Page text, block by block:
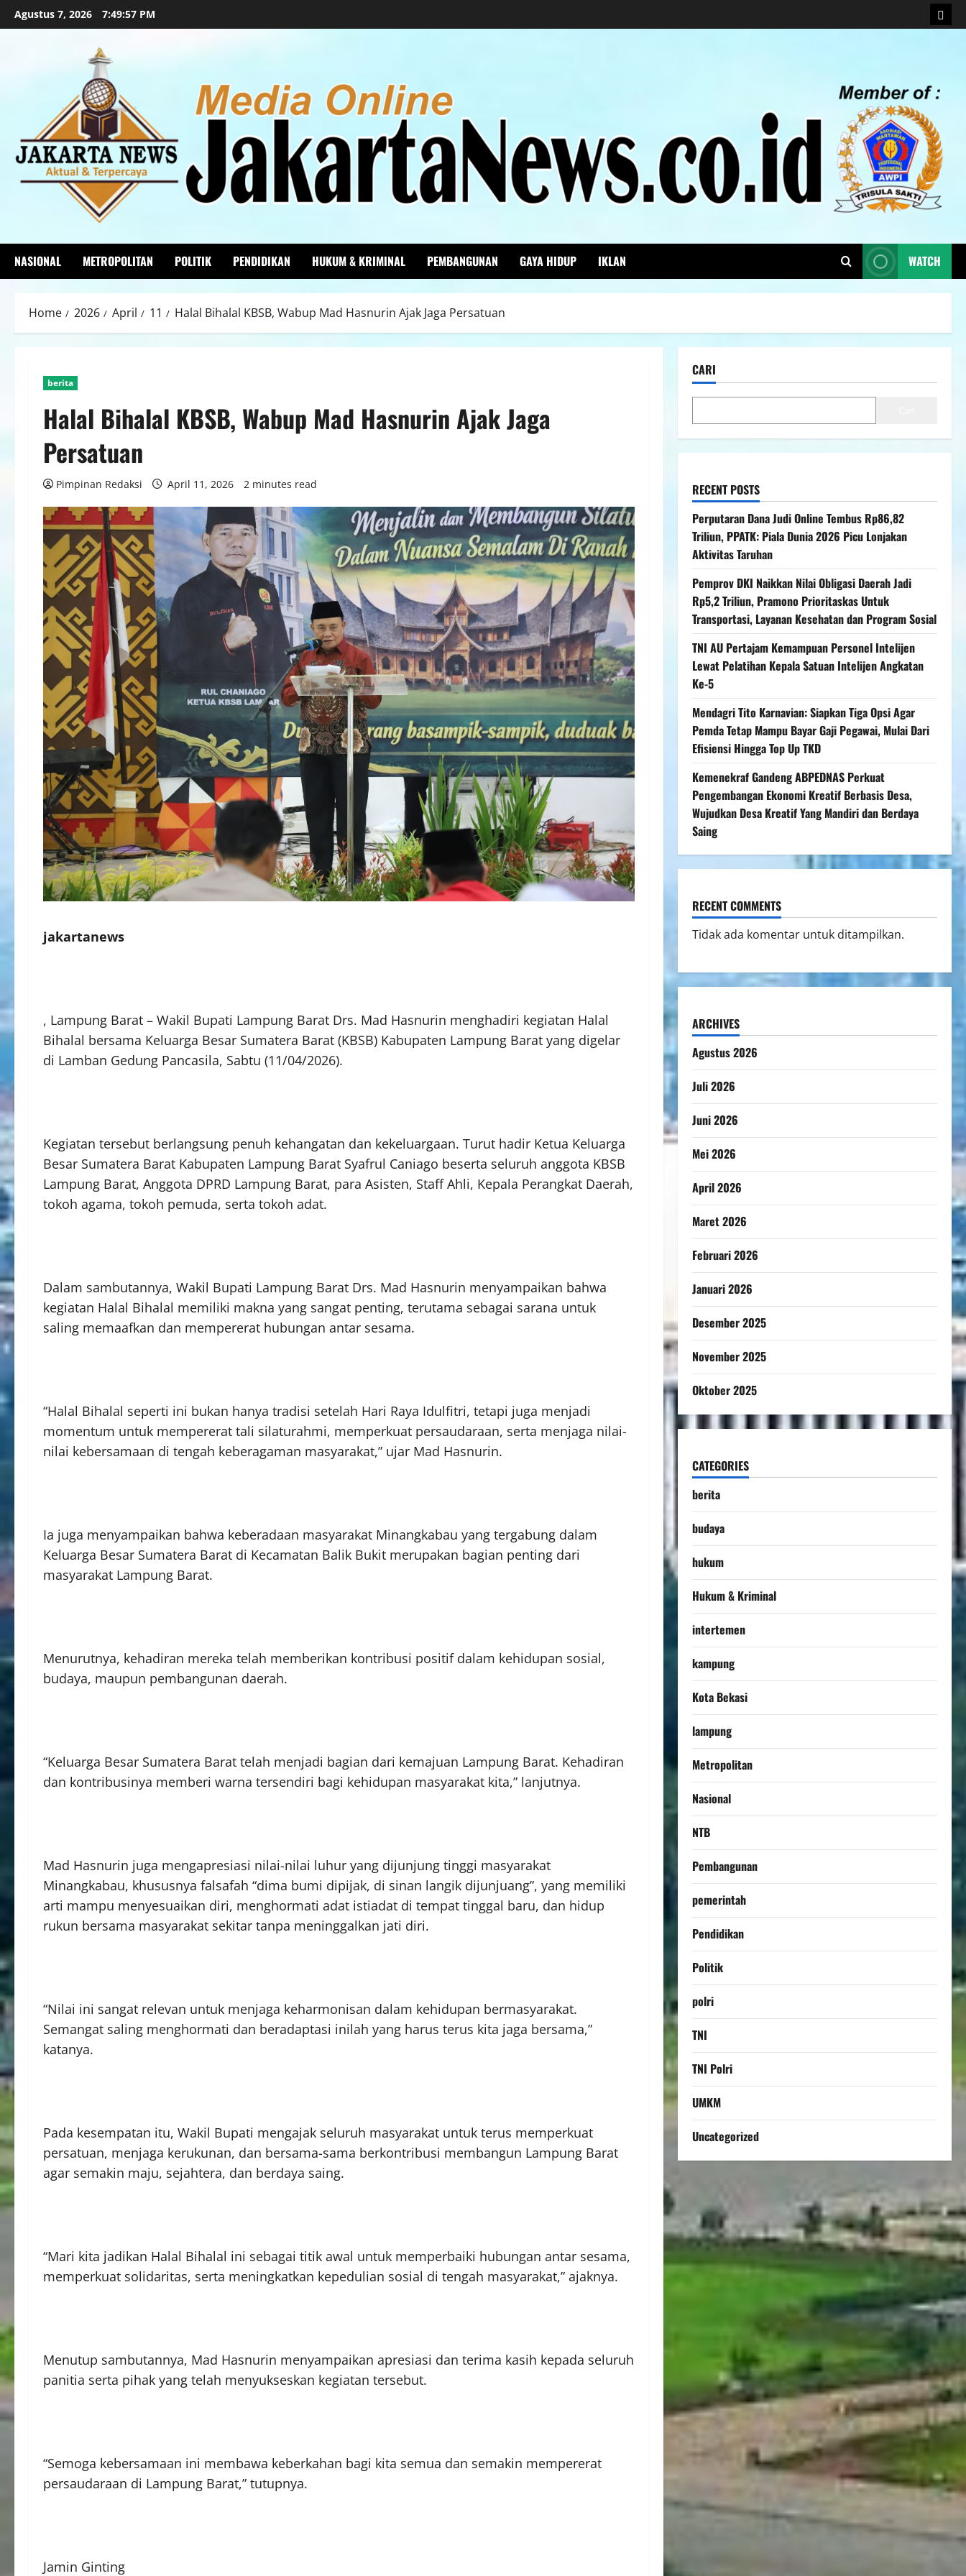
Agustus 7, 2026 7:49:58 PM
NASIONAL METROPOLITAN POLITIK PENDIDIKAN HUKUM & KRIMINAL PEMBANGUNAN GAYA HIDUP IKLAN WATCH
Home 2026 April 11 Halal Bihalal KBSB, Wabup Mad Hasnurin Ajak Jaga Persatuan
berita
Halal Bihalal KBSB, Wabup Mad Hasnurin Ajak Jaga
Persatuan
Pimpinan Redaksi April 11, 2026 2 minutes read
jakartanews
, Lampung Barat – Wakil Bupati Lampung Barat Drs. Mad Hasnurin menghadiri kegiatan Halal
Bihalal bersama Keluarga Besar Sumatera Barat (KBSB) Kabupaten Lampung Barat yang digelar
di Lamban Gedung Pancasila, Sabtu (11/04/2026).
Kegiatan tersebut berlangsung penuh kehangatan dan kekeluargaan. Turut hadir Ketua Keluarga
Besar Sumatera Barat Kabupaten Lampung Barat Syafrul Caniago beserta seluruh anggota KBSB
Lampung Barat, Anggota DPRD Lampung Barat, para Asisten, Staff Ahli, Kepala Perangkat Daerah,
tokoh agama, tokoh pemuda, serta tokoh adat.
Dalam sambutannya, Wakil Bupati Lampung Barat Drs. Mad Hasnurin menyampaikan bahwa
kegiatan Halal Bihalal memiliki makna yang sangat penting, terutama sebagai sarana untuk
saling memaafkan dan mempererat hubungan antar sesama.
“Halal Bihalal seperti ini bukan hanya tradisi setelah Hari Raya Idulfitri, tetapi juga menjadi
momentum untuk mempererat tali silaturahmi, memperkuat persaudaraan, serta menjaga nilai-
nilai kebersamaan di tengah keberagaman masyarakat,” ujar Mad Hasnurin.
Ia juga menyampaikan bahwa keberadaan masyarakat Minangkabau yang tergabung dalam
Keluarga Besar Sumatera Barat di Kecamatan Balik Bukit merupakan bagian penting dari
masyarakat Lampung Barat.
Menurutnya, kehadiran mereka telah memberikan kontribusi positif dalam kehidupan sosial,
budaya, maupun pembangunan daerah.
“Keluarga Besar Sumatera Barat telah menjadi bagian dari kemajuan Lampung Barat. Kehadiran
dan kontribusinya memberi warna tersendiri bagi kehidupan masyarakat kita,” lanjutnya.
Mad Hasnurin juga mengapresiasi nilai-nilai luhur yang dijunjung tinggi masyarakat
Minangkabau, khususnya falsafah “dima bumi dipijak, di sinan langik dijunjuang”, yang memiliki
arti mampu menyesuaikan diri, menghormati adat istiadat di tempat tinggal baru, dan hidup
rukun bersama masyarakat sekitar tanpa meninggalkan jati diri.
“Nilai ini sangat relevan untuk menjaga keharmonisan dalam kehidupan bermasyarakat.
Semangat saling menghormati dan beradaptasi inilah yang harus terus kita jaga bersama,”
katanya.
Pada kesempatan itu, Wakil Bupati mengajak seluruh masyarakat untuk terus memperkuat
persatuan, menjaga kerukunan, dan bersama-sama berkontribusi membangun Lampung Barat
agar semakin maju, sejahtera, dan berdaya saing.
“Mari kita jadikan Halal Bihalal ini sebagai titik awal untuk memperbaiki hubungan antar sesama,
memperkuat solidaritas, serta meningkatkan kepedulian sosial di tengah masyarakat,” ajaknya.
Menutup sambutannya, Mad Hasnurin menyampaikan apresiasi dan terima kasih kepada seluruh
panitia serta pihak yang telah menyukseskan kegiatan tersebut.
“Semoga kebersamaan ini membawa keberkahan bagi kita semua dan semakin mempererat
persaudaraan di Lampung Barat,” tutupnya.
Jamin Ginting
CARI
RECENT POSTS
Perputaran Dana Judi Online Tembus Rp86,82
Triliun, PPATK: Piala Dunia 2026 Picu Lonjakan
Aktivitas Taruhan
Pemprov DKI Naikkan Nilai Obligasi Daerah Jadi
Rp5,2 Triliun, Pramono Prioritaskas Untuk
Transportasi, Layanan Kesehatan dan Program Sosial
TNI AU Pertajam Kemampuan Personel Intelijen
Lewat Pelatihan Kepala Satuan Intelijen Angkatan
Ke-5
Mendagri Tito Karnavian: Siapkan Tiga Opsi Agar
Pemda Tetap Mampu Bayar Gaji Pegawai, Mulai Dari
Efisiensi Hingga Top Up TKD
Kemenekraf Gandeng ABPEDNAS Perkuat
Pengembangan Ekonomi Kreatif Berbasis Desa,
Wujudkan Desa Kreatif Yang Mandiri dan Berdaya
Saing
RECENT COMMENTS
Tidak ada komentar untuk ditampilkan.
ARCHIVES
Agustus 2026
Juli 2026
Juni 2026
Mei 2026
April 2026
Maret 2026
Februari 2026
Januari 2026
Desember 2025
November 2025
Oktober 2025
CATEGORIES
berita
budaya
hukum
Hukum & Kriminal
intertemen
kampung
Kota Bekasi
lampung
Metropolitan
Nasional
NTB
Pembangunan
pemerintah
Pendidikan
Politik
polri
TNI
TNI Polri
UMKM
Uncategorized